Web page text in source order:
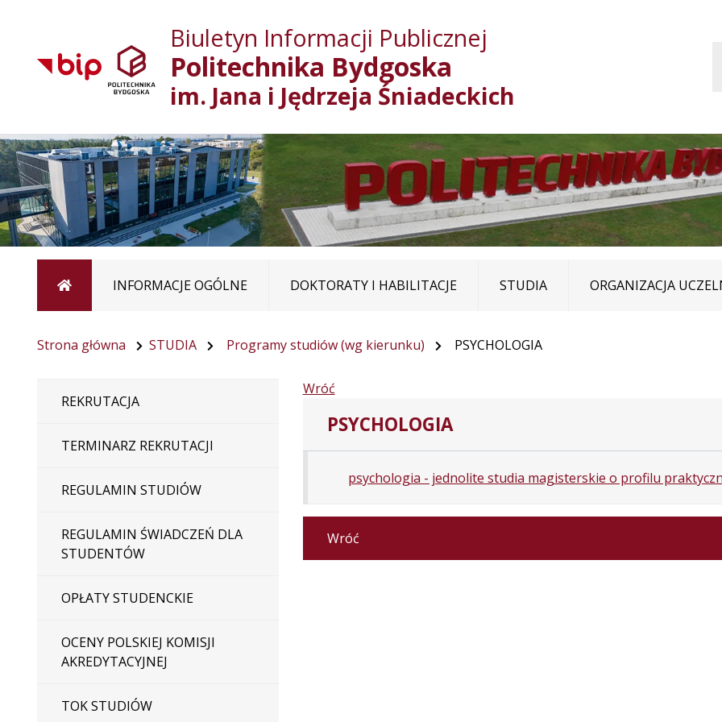
głównego menu
Przejdź do treści
Przejdź do mapy
Biuletyn Informacji Publicznej
Politechnika Bydgoska
im. Jana i Jędrzeja Śniadeckich
Strona głównaINFORMACJE OGÓLNE DOKTORATY I HABILITACJE STUDIA ORGANIZACJA
Strona główna STUDIA Programy studiów (wg kierunku) PSYCHOLOGIA
REKRUTACJA
TERMINARZ REKRUTACJI
REGULAMIN STUDIÓW
REGULAMIN ŚWIADCZEŃ DLA
STUDENTÓW
OPŁATY STUDENCKIE
OCENY POLSKIEJ KOMISJI
AKREDYTACYJNEJ
TOK STUDIÓW
Wróć
PSYCHOLOGIA
psychologia - jednolite studia magisterskie o profilu
Wróć